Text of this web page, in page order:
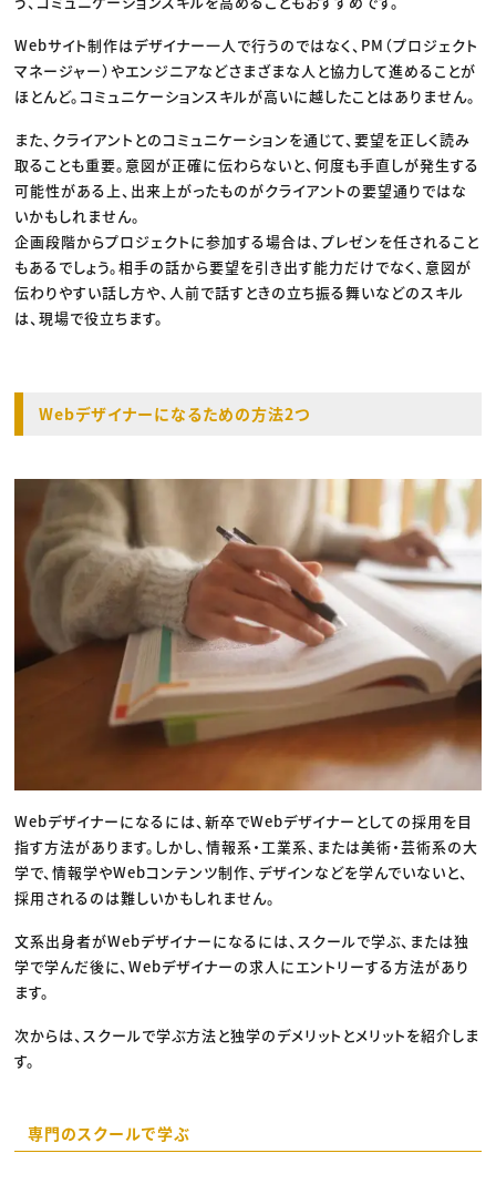
Webサイト制作はデザイナー一人で行うのではなく、PM（プロジェクト
マネージャー）やエンジニアなどさまざまな人と協力して進めることが
ほとんど。コミュニケーションスキルが高いに越したことはありません。
また、クライアントとのコミュニケーションを通じて、要望を正しく読み
取ることも重要。意図が正確に伝わらないと、何度も手直しが発生する
可能性がある上、出来上がったものがクライアントの要望通りではな
いかもしれません。
企画段階からプロジェクトに参加する場合は、プレゼンを任されること
もあるでしょう。相手の話から要望を引き出す能力だけでなく、意図が
伝わりやすい話し方や、人前で話すときの立ち振る舞いなどのスキル
は、現場で役立ちます。
Webデザイナーになるための方法2つ
Webデザイナーになるには、新卒でWebデザイナーとしての採用を目
指す方法があります。しかし、情報系・工業系、または美術・芸術系の大
学で、情報学やWebコンテンツ制作、デザインなどを学んでいないと、
採用されるのは難しいかもしれません。
文系出身者がWebデザイナーになるには、スクールで学ぶ、または独
学で学んだ後に、Webデザイナーの求人にエントリーする方法があり
ます。
次からは、スクールで学ぶ方法と独学のデメリットとメリットを紹介しま
す。
専門のスクールで学ぶ